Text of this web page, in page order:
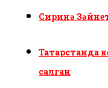
Сиринә
Татарстанда
салган